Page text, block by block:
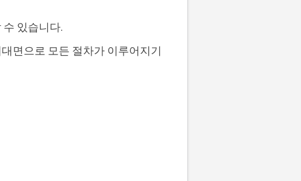
있습니다.
면으로 모든 절차가 이루어지기